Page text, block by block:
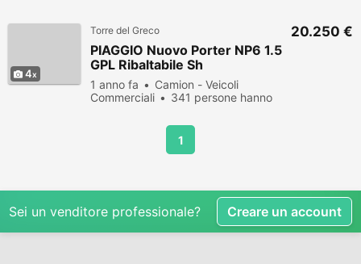
4
Torre del Greco
PIAGGIO Nuovo Porter NP6 1.5
GPL Ribaltabile Sh
1 anno fa
Camion - Veicoli
Commerciali
341 persone hanno
20.250 €
1
Sei un venditore professionale? Creare un account